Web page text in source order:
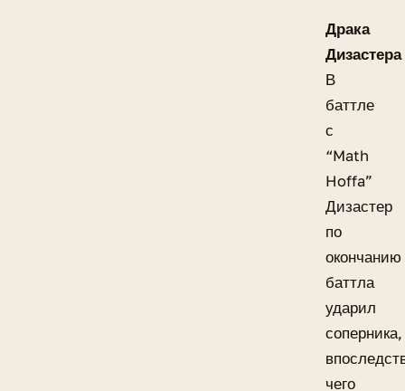
Драка
Дизастера
В
баттле
с
“Math
Hoffa”
Дизастер
по
окончанию
баттла
ударил
соперника,
чего